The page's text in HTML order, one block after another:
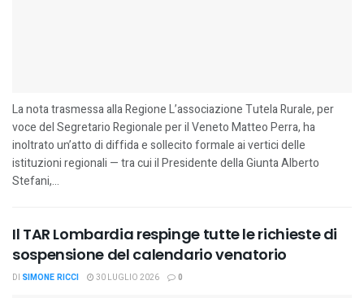
La nota trasmessa alla Regione L’associazione Tutela Rurale, per
voce del Segretario Regionale per il Veneto Matteo Perra, ha
inoltrato un’atto di diffida e sollecito formale ai vertici delle
istituzioni regionali — tra cui il Presidente della Giunta Alberto
Stefani,...
Il TAR Lombardia respinge tutte le richieste di
sospensione del calendario venatorio
DI SIMONE RICCI 30 LUGLIO 2026 0